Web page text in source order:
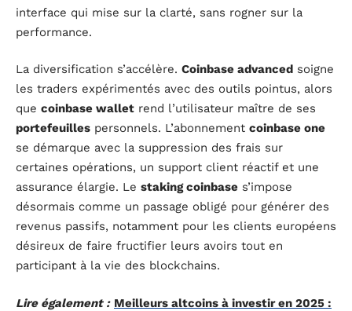
interface qui mise sur la clarté, sans rogner sur la
performance.
La diversification s’accélère. Coinbase advanced soigne
les traders expérimentés avec des outils pointus, alors
que coinbase wallet rend l’utilisateur maître de ses
portefeuilles personnels. L’abonnement coinbase one
se démarque avec la suppression des frais sur
certaines opérations, un support client réactif et une
assurance élargie. Le staking coinbase s’impose
désormais comme un passage obligé pour générer des
revenus passifs, notamment pour les clients européens
désireux de faire fructifier leurs avoirs tout en
participant à la vie des blockchains.
Lire également : Meilleurs altcoins à investir en 2025 :